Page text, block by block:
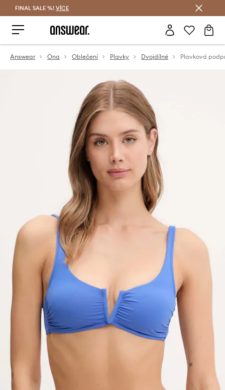
FINAL SALE %! VÍCE
Answear Ona Oblečení Plavky Dvojdílné